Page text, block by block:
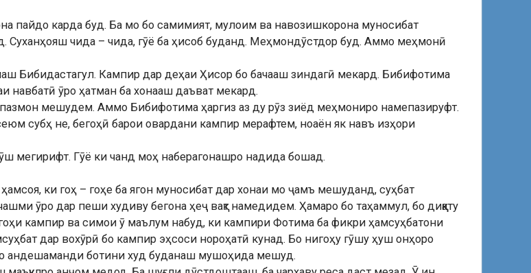
пайдо карда буд. Ба мо бо самимият, мулоим ва навозишкорона муносибат
Суханҳояш чида – чида, гӯё ба ҳисоб буданд. Меҳмондӯстдор буд. Аммо меҳмонӣ
Бибидастагул. Кампир дар деҳаи Ҳисор бо бачааш зиндагӣ мекард. Бибифотима
ӯро ҳатман ба хонааш даъват мекард.
мешудем. Аммо Бибифотима ҳаргиз аз ду рӯз зиёд меҳмониро намепазируфт.
субҳ не, бегоҳӣ барои овардани кампир мерафтем, ноаён як навъ изҳори
мегирифт. Гӯё ки чанд моҳ наберагонашро надида бошад.
ки гоҳ – гоҳе ба ягон муносибат дар хонаи мо ҷамъ мешуданд, суҳбат
ӯро дар пеши худиву бегона ҳеҷ вақт намедидем. Ҳамаро бо таҳаммул, бо диққату
кампир ва симои ӯ маълум набуд, ки кампири Фотима ба фикри ҳамсуҳбатони
дар вохӯрӣ бо кампир эҳсоси нороҳатӣ кунад. Бо нигоҳу гӯшу ҳуш онҳоро
андешаманди ботини худ буданаш мушоҳида мешуд.